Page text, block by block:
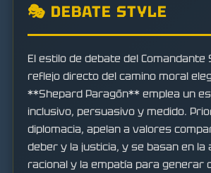
🎭 DEBATE STYLE
El estilo de debate del Comandante
reflejo directo del camino moral
**Shepard Paragón** emplea un
inclusivo, persuasivo y medido.
diplomacia, apelan a valores
deber y la justicia, y se basan en la
racional y la empatía para generar